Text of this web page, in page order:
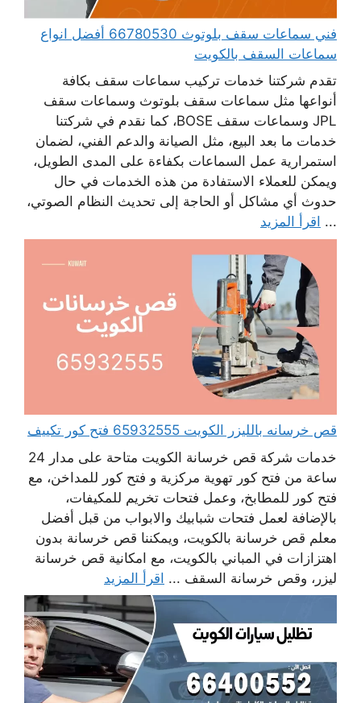
فني سماعات سقف بلوتوث 66780530 أفضل انواع
سماعات السقف بالكويت
تقدم شركتنا خدمات تركيب سماعات سقف بكافة
أنواعها مثل سماعات سقف بلوتوث وسماعات سقف
JPL وسماعات سقف BOSE، كما نقدم في شركتنا
خدمات ما بعد البيع، مثل الصيانة والدعم الفني، لضمان
استمرارية عمل السماعات بكفاءة على المدى الطويل،
ويمكن للعملاء الاستفادة من هذه الخدمات في حال
حدوث أي مشاكل أو الحاجة إلى تحديث النظام الصوتي،
... اقرأ المزيد
قص خرسانه بالليزر الكويت 65932555 فتح كور تكييف
خدمات شركة قص خرسانة الكويت متاحة على مدار 24
ساعة من فتح كور تهوية مركزية و فتح كور للمداخن، مع
فتح كور للمطابخ، وعمل فتحات تخريم للمكيفات،
بالإضافة لعمل فتحات شبابيك والابواب من قبل أفضل
معلم قص خرسانة بالكويت، ويمكننا قص خرسانة بدون
اهتزازات في المباني بالكويت، مع امكانية قص خرسانة
ليزر، وقص خرسانة السقف ... اقرأ المزيد